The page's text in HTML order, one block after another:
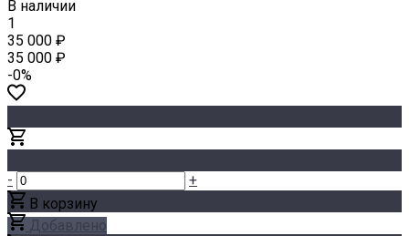
В наличии
1
35 000 ₽
35 000 ₽
-0%
-
+
В корзину
Добавлено